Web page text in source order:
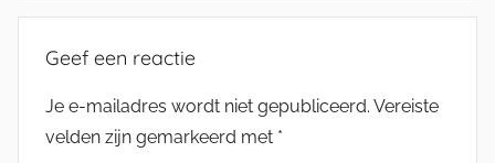
Geef een reactie
Je e-mailadres wordt niet gepubliceerd. Vereiste
velden zijn gemarkeerd met *